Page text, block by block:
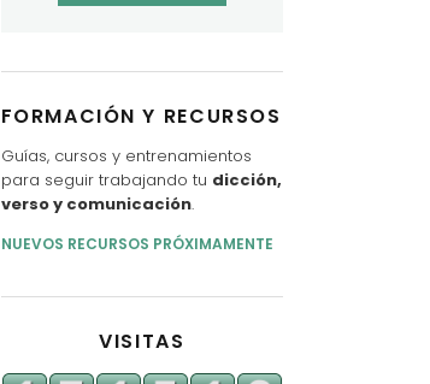
FORMACIÓN Y RECURSOS
Guías, cursos y entrenamientos
para seguir trabajando tu dicción,
verso y comunicación.
NUEVOS RECURSOS PRÓXIMAMENTE
VISITAS